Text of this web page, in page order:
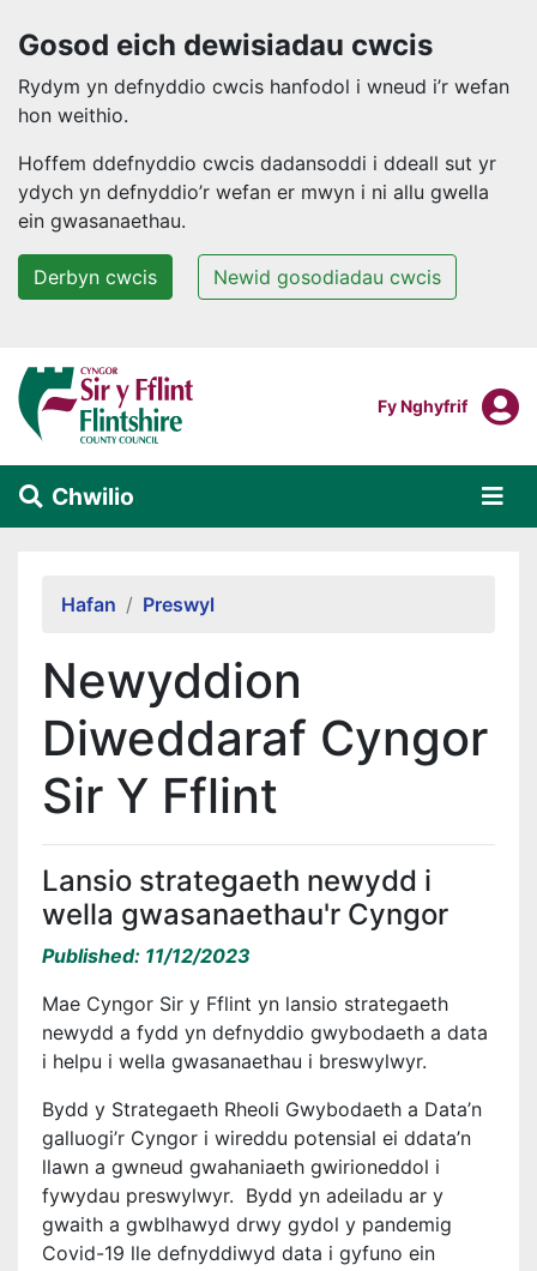
Gosod eich dewisiadau cwcis
Rydym yn defnyddio cwcis hanfodol i wneud i’r wefan
hon weithio.
Hoffem ddefnyddio cwcis dadansoddi i ddeall sut yr
ydych yn defnyddio’r wefan er mwyn i ni allu gwella
ein gwasanaethau.
Derbyn cwcis Newid gosodiadau cwcis
Neidio i'r prif gynnwys
Mewngofnodi I
Fy Nghyfrif
Chwilio
Hafan Preswyl
Newyddion
Diweddaraf Cyngor
Sir Y Fflint
Lansio strategaeth newydd i
wella gwasanaethau'r Cyngor
Published: 11/12/2023
Mae Cyngor Sir y Fflint yn lansio strategaeth
newydd a fydd yn defnyddio gwybodaeth a data
i helpu i wella gwasanaethau i breswylwyr.
Bydd y Strategaeth Rheoli Gwybodaeth a Data’n
galluogi’r Cyngor i wireddu potensial ei ddata’n
llawn a gwneud gwahaniaeth gwirioneddol i
fywydau preswylwyr. Bydd yn adeiladu ar y
gwaith a gwblhawyd drwy gydol y pandemig
Covid-19 lle defnyddiwyd data i gyfuno ein